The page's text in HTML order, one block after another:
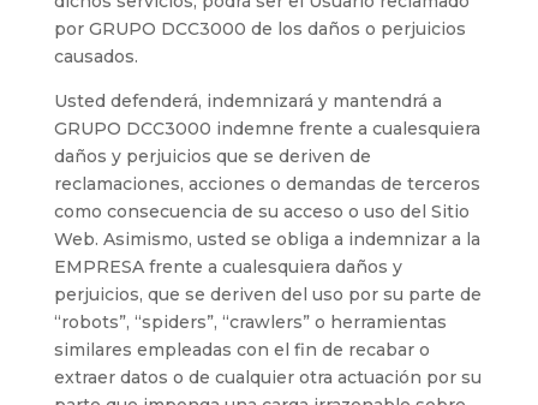
por GRUPO DCC3000 de los daños o perjuicios
causados.
Usted defenderá, indemnizará y mantendrá a
GRUPO DCC3000 indemne frente a cualesquiera
daños y perjuicios que se deriven de
reclamaciones, acciones o demandas de terceros
como consecuencia de su acceso o uso del Sitio
Web. Asimismo, usted se obliga a indemnizar a la
EMPRESA frente a cualesquiera daños y
perjuicios, que se deriven del uso por su parte de
“robots”, “spiders”, “crawlers” o herramientas
similares empleadas con el fin de recabar o
extraer datos o de cualquier otra actuación por su